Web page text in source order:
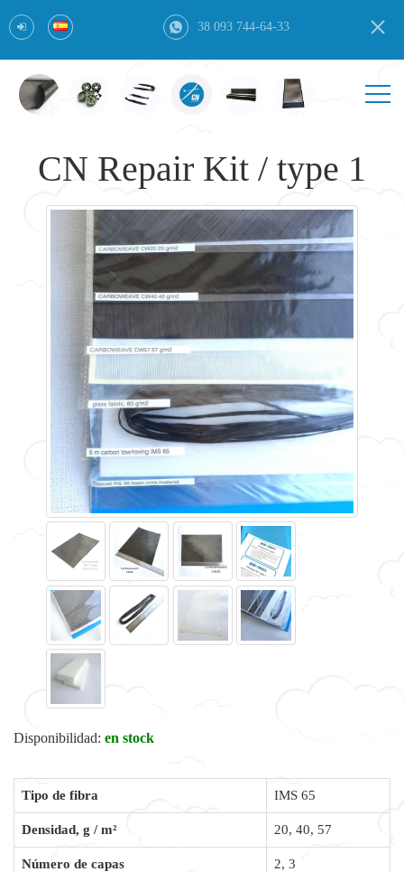
38 093 744-64-33
CN Repair Kit / type 1
Disponibilidad: en stock
Tipo de fibra IMS 65
Densidad, g / m² 20, 40, 57
Número de capas 2, 3